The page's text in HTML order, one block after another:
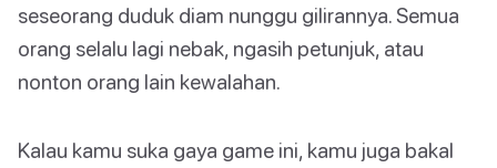
seseorang duduk diam nunggu gilirannya. Semua
orang selalu lagi nebak, ngasih petunjuk, atau
nonton orang lain kewalahan.
Kalau kamu suka gaya game ini, kamu juga bakal